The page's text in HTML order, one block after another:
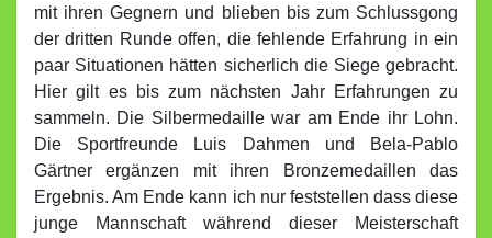
mit ihren Gegnern und blieben bis zum Schlussgong
der dritten Runde offen, die fehlende Erfahrung in ein
paar Situationen hätten sicherlich die Siege gebracht.
Hier gilt es bis zum nächsten Jahr Erfahrungen zu
sammeln. Die Silbermedaille war am Ende ihr Lohn.
Die Sportfreunde Luis Dahmen und Bela-Pablo
Gärtner ergänzen mit ihren Bronzemedaillen das
Ergebnis. Am Ende kann ich nur feststellen dass diese
junge Mannschaft während dieser Meisterschaft